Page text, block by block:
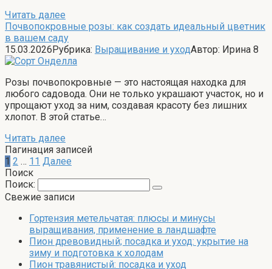
Читать далее
Почвопокровные розы: как создать идеальный цветник
в вашем саду
15.03.2026Рубрика: Выращивание и уходАвтор: Ирина 8
Розы почвопокровные — это настоящая находка для
любого садовода. Они не только украшают участок, но и
упрощают уход за ним, создавая красоту без лишних
хлопот. В этой статье…
Читать далее
Пагинация записей
1 2 … 11 Далее
Поиск
Поиск:
Свежие записи
Гортензия метельчатая: плюсы и минусы
выращивания, применение в ландшафте
Пион древовидный; посадка и уход: укрытие на
зиму и подготовка к холодам
Пион травянистый: посадка и уход